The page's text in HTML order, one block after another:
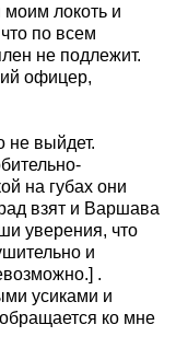
моим локоть и
по всем
не подлежит.
офицер,
не выйдет.
на губах они
взят и Варшава
уверения, что
и
.
усиками и
ко мне